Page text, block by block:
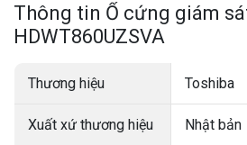
Thông tin Ổ cứng giám
HDWT860UZSVA
Thương hiệu Toshiba
Xuất xứ thương hiệu Nhật bản